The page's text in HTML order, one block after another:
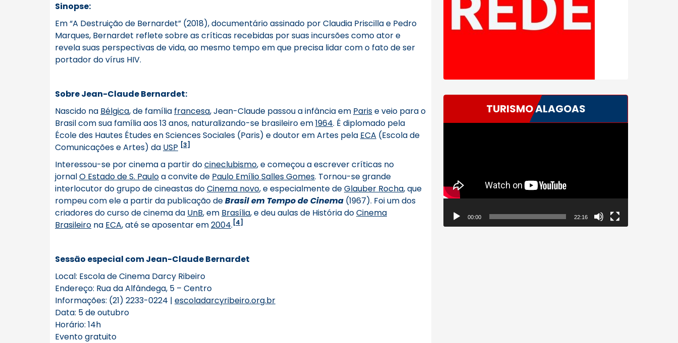
Sinopse:
Em “A Destruição de Bernardet” (2018), documentário assinado por Claudia Priscilla e Pedro
Marques, Bernardet reflete sobre as críticas recebidas por suas incursões como ator e
revela suas perspectivas de vida, ao mesmo tempo em que precisa lidar com o fato de ser
portador do vírus HIV.
Sobre Jean-Claude Bernardet:
Nascido na Bélgica, de família francesa, Jean-Claude passou a infância em Parise veio para o
Brasil com sua família aos 13 anos, naturalizando-se brasileiro em1964. É diplomado pela
École des Hautes Études en Sciences Sociales (Paris) e doutor em Artes pela ECA (Escola de
Comunicações e Artes) da USP [3]
Interessou-se por cinema a partir docineclubismo, e começou a escrever críticas no
jornalO Estado de S. Pauloa convite de Paulo Emílio Salles Gomes. Tornou-se grande
interlocutor do grupo de cineastas doCinema novo, e especialmente deGlauber Rocha, que
rompeu com ele a partir da publicação deBrasil em Tempo de Cinema (1967). Foi um dos
criadores do curso de cinema da UnB, em Brasília, e deu aulas de História doCinema
Brasileiro na ECA, até se aposentar em2004. [4]
Sessão especial com Jean-Claude Bernardet
Local: Escola de Cinema Darcy Ribeiro
Endereço: Rua da Alfândega, 5 – Centro
Informações: (21) 2233-0224 | escoladarcyribeiro.org.br
Data: 5 de outubro
Horário: 14h
Evento gratuito
TURISMO ALAGOAS
00:00 22:16